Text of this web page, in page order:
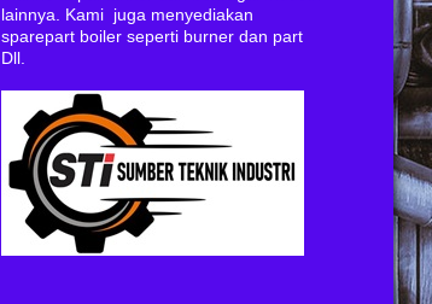
lainnya. Kami juga menyediakan
sparepart boiler seperti burner dan part
Dll.